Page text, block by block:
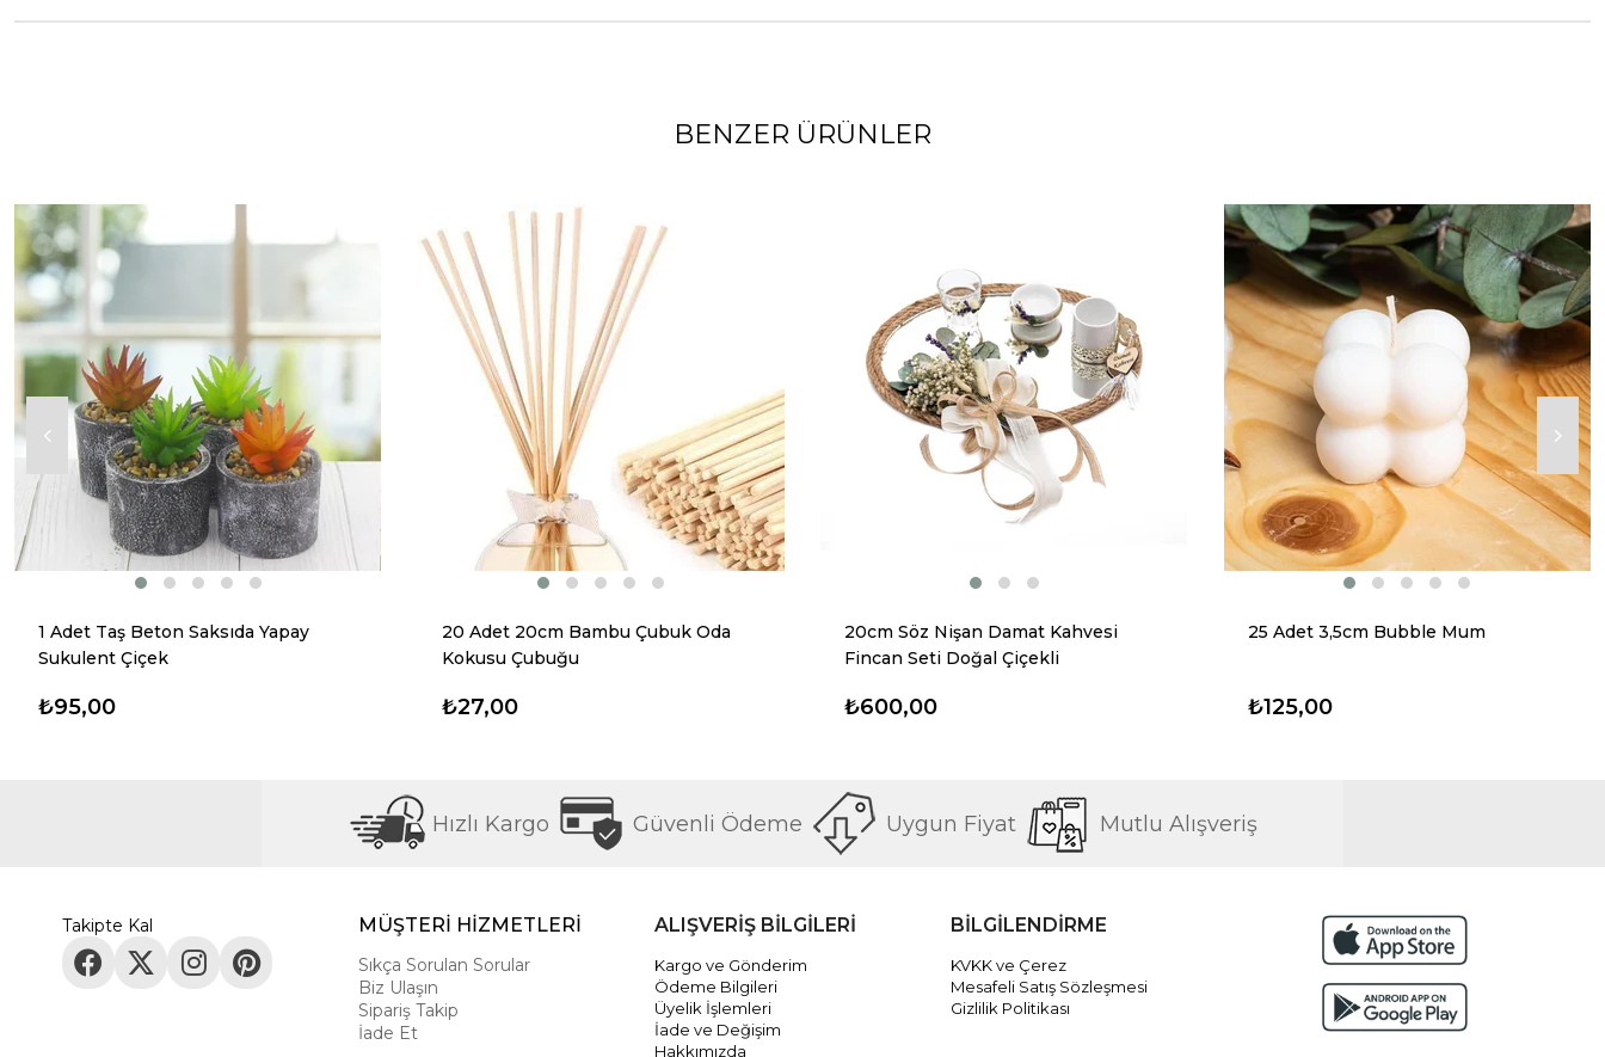
BENZER ÜRÜNLER
1 Adet Taş Beton Saksıda Yapay
Sukulent Çiçek
₺95,00
20 Adet 20cm Bambu Çubuk Oda
Kokusu Çubuğu
₺27,00
20cm Söz Nişan Damat Kahvesi
Fincan Seti Doğal Çiçekli
₺600,00
25 Adet 3,5cm Bubble Mum
₺125,00
Hızlı Kargo Güvenli Ödeme Uygun Fiyat Mutlu Alışveriş
Takipte Kal MÜŞTERİ HİZMETLERİ
Sıkça Sorulan Sorular
Biz Ulaşın
Sipariş Takip
İade Et
ALIŞVERİŞ BİLGİLERİ
Kargo ve Gönderim
Ödeme Bilgileri
Üyelik İşlemleri
İade ve Değişim
Hakkımızda
BİLGİLENDİRME
KVKK ve Çerez
Mesafeli Satış Sözleşmesi
Gizlilik Politikası